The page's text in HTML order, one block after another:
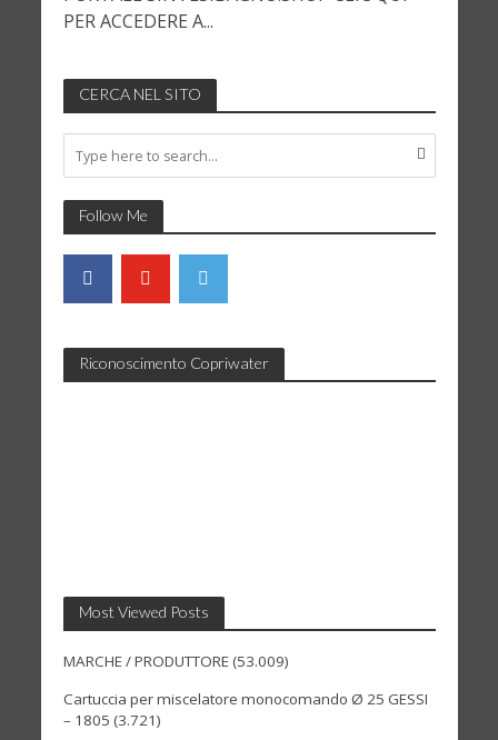
PER ACCEDERE A...
CERCA NEL SITO
Follow Me
Riconoscimento Copriwater
Most Viewed Posts
MARCHE / PRODUTTORE(53.009)
Cartuccia per miscelatore monocomando Ø 25 GESSI
– 1805 (3.721)